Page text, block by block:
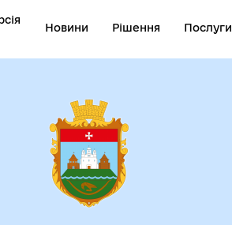
Новини Рішення Послуги